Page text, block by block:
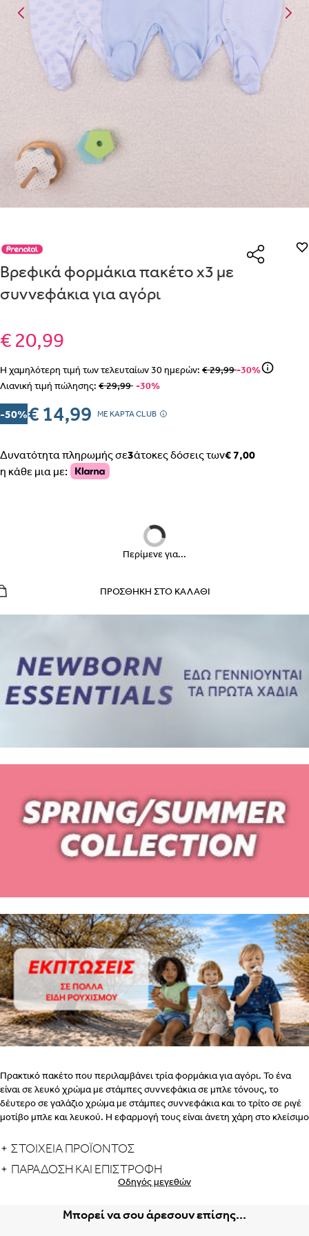
Βρεφικά φορμάκια πακέτο x3 με
συννεφάκια για αγόρι
€ 20,99
Η χαμηλότερη τιμή των τελευταίων30ημερών: € 29,99-30%
Λιανική τιμή πώλησης: € 29,99 -30%
-50%€ 14,99 MΕ ΚΑΡΤΑ CLUB
Δυνατότητα πληρωμής σε3άτοκες δόσεις των€ 7,00
η κάθε μια με:
Περίμενε για...
ΠΡΟΣΘΉΚΗ ΣΤΟ ΚΑΛΆΘΙ
Πρακτικό πακέτο που περιλαμβάνει τρία φορμάκια για αγόρι. Το ένα
είναι σε λευκό χρώμα με στάμπες συννεφάκια σε μπλε τόνους, το
δέυτερο σε γαλάζιο χρώμα με στάμπες συννεφάκια και το τρίτο σε ριγέ
μοτίβο μπλε και λευκού. Η εφαρμογή τους είναι άνετη χάρη στο κλείσιμο
ΣΤΟΙΧΕΙΑ ΠΡΟΪΟΝΤΟΣ
ΠΑΡΆΔΟΣΗ ΚΑΙ ΕΠΙΣΤΡΟΦΉ
Οδηγός μεγεθών
Οδηγός μεγεθών μαμάς
ΕΣΩΡΟΥΧΑ ΕΓΚΥΜΟΣΥΝΗΣ – ΤΟ ΣΟΥΤΙΕΝ ΠΩΣ
ΒΗΜΑ 1
ΒΗΜΑ 2
ΠΩΣ ΠΑΙΡΝΟΥΜΕ ΤΑ ΜΕΤΡΑΒΗΜΑ 1
ΕΣΩΡΟΥΧΑ ΓΙΑ ΜΕΤΑ ΤΟΝ ΤΟΚΕΤΟ – ΤΟ ΣΟΥΤΙΕΝΠΩΣ
ΒΗΜΑ 2
ΒΗΜΑ 1
ΒΗΜΑ 2
ΕΣΩΡΟΥΧΑ ΓΙΑ ΜΕΤΑ ΤΟΝ
ΤΟΚΕΤΟ – ΣΛΙΠ, ΖΩΝΗ, ΚΟΡΣΕΣ
ΠΩΣ
ΒΗΜΑ
2
Μπορεί να σου άρεσουν επίσης...
Albania Armenia
Portugal Romania
θα λάβεις δωρεάν το είδος με τη
χαμηλότερη τιμή αν αγοράσεις τουλάχιστον
Με την προσφορά
κερδίζεις έκπτωση στο καλάθι, αν
αγοράσεις τουλάχιστον
με την ειδική σήμανση.
ΠΗΓΑΙΝΕ ΣΤΟ ΚΑΛΑΘΙ
εδώ
Είναι για δώρο;
ΝΑΙ
Μήνυμα
Λεπτομέρειες που θα ήθελες να γνωρίζουμε για το δώρο σου
ΑΠΟΘΉΚΕΥΣΕ